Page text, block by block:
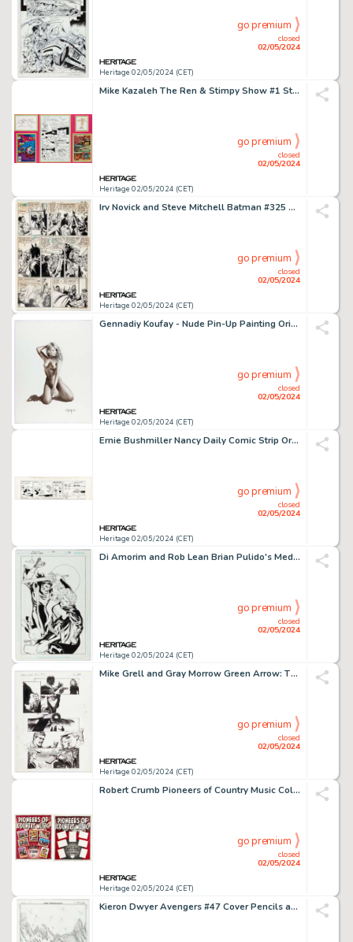
Heritage 02/05/2024 (CET)
closed
02/05/2024
go premium
Mike Kazaleh The Ren & Stimpy Show #1 Story Page 2 and Sketch Original Art with Air Fouler (Marvel, 1992).
Heritage 02/05/2024 (CET)
closed
02/05/2024
go premium
Irv Novick and Steve Mitchell Batman #325 Story Page 8 Original Art (DC, 1980).
Heritage 02/05/2024 (CET)
closed
02/05/2024
go premium
Gennadiy Koufay - Nude Pin-Up Painting Original Art (1998).
Heritage 02/05/2024 (CET)
closed
02/05/2024
go premium
Ernie Bushmiller Nancy Daily Comic Strip Original Art dated 6-16-47 (United Feature Syndicate, 1947).
Heritage 02/05/2024 (CET)
closed
02/05/2024
go premium
Di Amorim and Rob Lean Brian Pulido's Medieval Lady Death #4 Cover Original Art (Avatar Press, 2005).
Heritage 02/05/2024 (CET)
closed
02/05/2024
go premium
Mike Grell and Gray Morrow Green Arrow: The Wonder Year #4 Story Page 20 Original Art (DC, 1993).
Heritage 02/05/2024 (CET)
closed
02/05/2024
go premium
Robert Crumb Pioneers of Country Music Collector-Card Layout Original Art and Accompanying Poster Group of 2 (Yazoo Records/Kitchen Sink Press 1985-2007). (Total: 2 Original Art)
Heritage 02/05/2024 (CET)
closed
02/05/2024
go premium
Kieron Dwyer Avengers #47 Cover Pencils and Avengers #50 Preliminary Original Art (2001-02).